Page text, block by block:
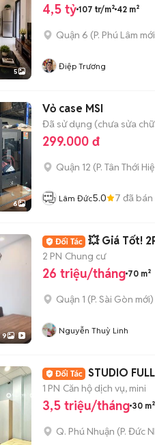
5
4,5 tỷ 107 tr/m² 42 m²
Quận 6 (P. Phú Lâm
Điệp Trương
6
Vỏ case MSI
Đã sử dụng (chưa sửa
299.000 đ
Quận 12 (P. Tân Thới
Lâm Đức5.0 7 đã bán
9
💥 Giá Tốt!
2 PN Chung cư
26 triệu/tháng 70 m²
Quận 1 (P. Sài Gòn mới)
Nguyễn Thuỳ Linh
STUDIO
1 PN Căn hộ dịch vụ, mini
3,5 triệu/tháng 30 m²
Q. Phú Nhuận (P. Đức